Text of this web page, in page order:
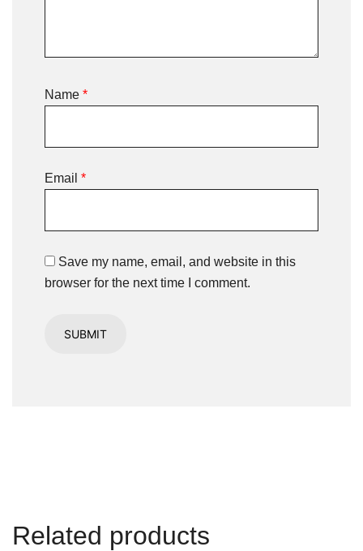
Name *
Email *
Save my name, email, and website in this
browser for the next time I comment.
Related products